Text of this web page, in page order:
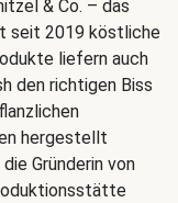
& Co. – das
seit 2019 köstliche
liefern auch
den richtigen Biss
hergestellt
Gründerin von